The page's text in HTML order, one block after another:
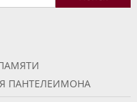
ПАНТЕЛЕИМОНА